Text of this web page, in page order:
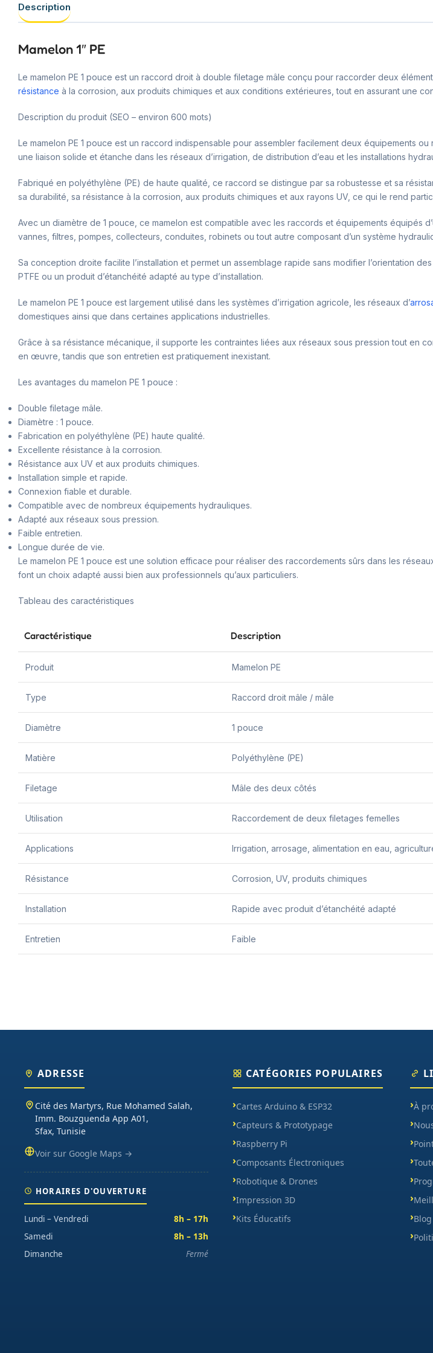
Description
Mamelon 1″ PE
Le mamelon PE 1 pouce est un raccord droit à double filetage mâle conçu pour raccorder deux
résistance à la corrosion, aux produits chimiques et aux conditions extérieures, tout en assurant une
Description du produit (SEO – environ 600 mots)
Le mamelon PE 1 pouce est un raccord indispensable pour assembler facilement deux équipements
une liaison solide et étanche dans les réseaux d’irrigation, de distribution d’eau et les installations
Fabriqué en polyéthylène (PE) de haute qualité, ce raccord se distingue par sa robustesse et sa
sa durabilité, sa résistance à la corrosion, aux produits chimiques et aux rayons UV, ce qui le rend
Avec un diamètre de 1 pouce, ce mamelon est compatible avec les raccords et équipements équipés
vannes, filtres, pompes, collecteurs, conduites, robinets ou tout autre composant d’un système
Sa conception droite facilite l’installation et permet un assemblage rapide sans modifier l’orientation
PTFE ou un produit d’étanchéité adapté au type d’installation.
Le mamelon PE 1 pouce est largement utilisé dans les systèmes d’irrigation agricole, les réseaux d’
domestiques ainsi que dans certaines applications industrielles.
Grâce à sa résistance mécanique, il supporte les contraintes liées aux réseaux sous pression tout en
en œuvre, tandis que son entretien est pratiquement inexistant.
Les avantages du mamelon PE 1 pouce :
Double filetage mâle.
Diamètre : 1 pouce.
Fabrication en polyéthylène (PE) haute qualité.
Excellente résistance à la corrosion.
Résistance aux UV et aux produits chimiques.
Installation simple et rapide.
Connexion fiable et durable.
Compatible avec de nombreux équipements hydrauliques.
Adapté aux réseaux sous pression.
Faible entretien.
Longue durée de vie.
Le mamelon PE 1 pouce est une solution efficace pour réaliser des raccordements sûrs dans les
font un choix adapté aussi bien aux professionnels qu’aux particuliers.
Tableau des caractéristiques
Caractéristique Description
Produit Mamelon PE
Type Raccord droit mâle / mâle
Diamètre 1 pouce
Matière Polyéthylène (PE)
Filetage Mâle des deux côtés
Utilisation Raccordement de deux filetages femelles
Applications Irrigation, arrosage, alimentation en eau,
Résistance Corrosion, UV, produits chimiques
Installation Rapide avec produit d’étanchéité adapté
Entretien Faible
ADRESSE
Cité des Martyrs, Rue Mohamed Salah,
Imm. Bouzguenda App A01,
Sfax, Tunisie
Voir sur Google Maps →
HORAIRES D'OUVERTURE
Lundi – Vendredi
8h – 17h
Samedi
8h – 13h
Dimanche
Fermé
CATÉGORIES POPULAIRES
Cartes Arduino & ESP32
Capteurs & Prototypage
Raspberry Pi
Composants Électroniques
Robotique & Drones
Impression 3D
Kits Éducatifs
À